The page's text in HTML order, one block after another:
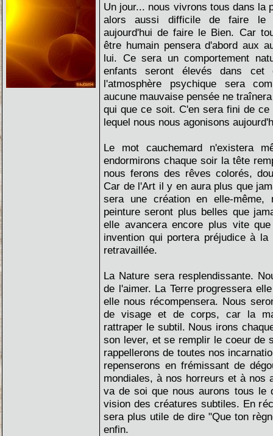
Un jour... nous vivrons tous dans la
alors aussi difficile de faire le
aujourd'hui de faire le Bien. Car
être humain pensera d'abord aux
lui. Ce sera un comportement
enfants seront élevés dans cet
l'atmosphère psychique sera
aucune mauvaise pensée ne
qui que ce soit. C'en sera fini de
lequel nous nous agonisons
Le mot cauchemard n'existera
endormirons chaque soir la tête
nous ferons des rêves colorés,
Car de l'Art il y en aura plus que
sera une création en elle-même,
peinture seront plus belles que
elle avancera encore plus vite
invention qui portera préjudice à
retravaillée.
La Nature sera resplendissante.
de l'aimer. La Terre progressera
elle nous récompensera. Nous
de visage et de corps, car la
rattraper le subtil. Nous irons
son lever, et se remplir le coeur de
rappellerons de toutes nos
repenserons en frémissant de
mondiales, à nos horreurs et à nos
va de soi que nous aurons tous le
vision des créatures subtiles. En
sera plus utile de dire "Que ton
enfin.